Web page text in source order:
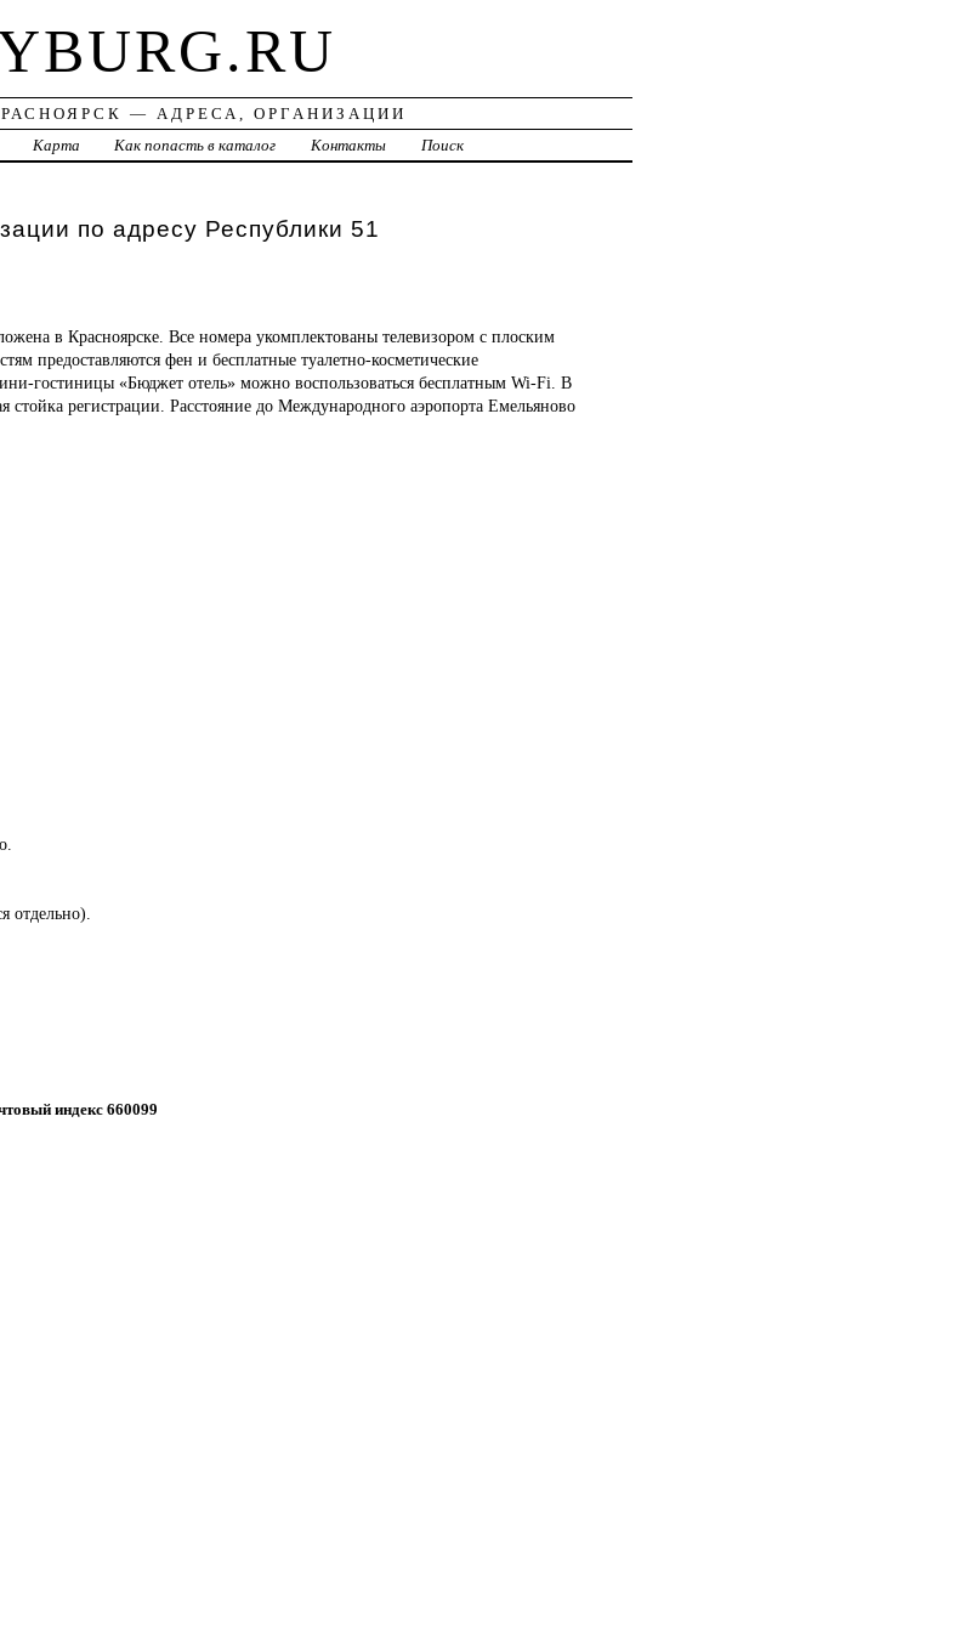
— АДРЕСА, ОРГАНИЗАЦИИ
Карта Как попасть в каталог Контакты Поиск
по адресу Республики 51
в Красноярске. Все номера укомплектованы телевизором с плоским
предоставляются фен и бесплатные туалетно-косметические
гостиницы «Бюджет отель» можно воспользоваться бесплатным Wi-Fi. В
стойка регистрации. Расстояние до Международного аэропорта Емельяново
отдельно).
индекс 660099